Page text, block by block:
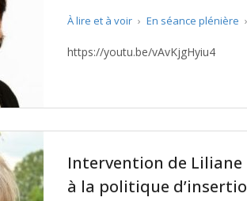
Domicile
À lire et à voir › En séance plénière ›
https://youtu.be/vAvKjgHyiu4
Intervention de Liliane
à la politique